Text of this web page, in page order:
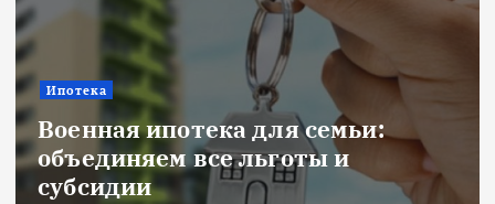
Новости
Title: ИИ в финансовом секторе:
оценка рисков и выбор банка